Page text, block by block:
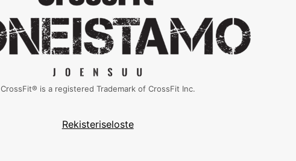
CrossFit® is a registered Trademark of CrossFit Inc.
Rekisteriseloste